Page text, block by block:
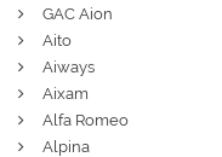
GAC Aion
Aito
Aiways
Aixam
Alfa Romeo
Alpina